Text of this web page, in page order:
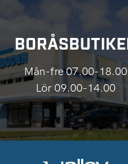
Mån-fre 07.00-18.00
Lör 09.00-14.00